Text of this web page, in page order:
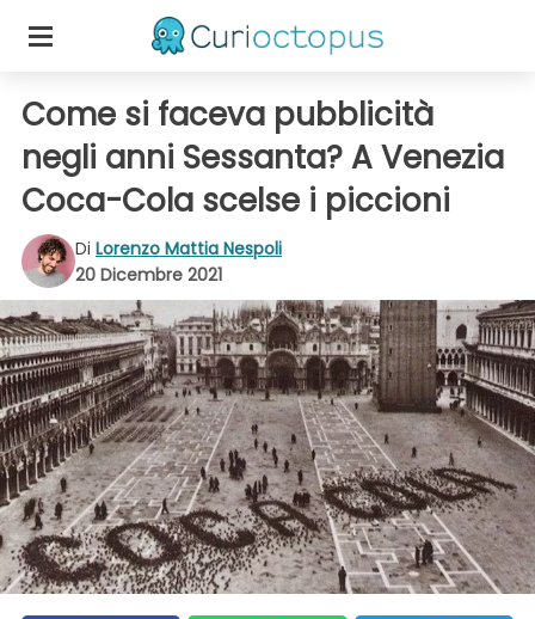
Come si faceva pubblicità
negli anni Sessanta? A Venezia
Coca-Cola scelse i piccioni
Di Lorenzo Mattia Nespoli
20 Dicembre 2021